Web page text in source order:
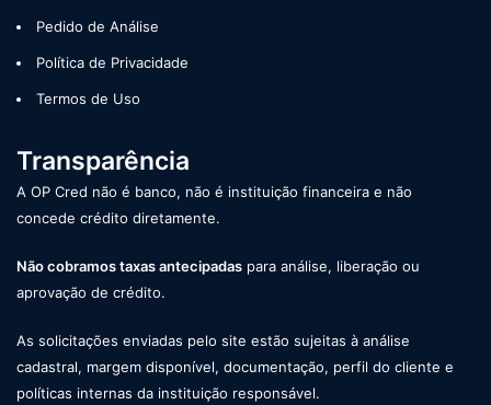
Pedido de Análise
Política de Privacidade
Termos de Uso
Transparência
A OP Cred não é banco, não é instituição financeira e não
concede crédito diretamente.
Não cobramos taxas antecipadas para análise, liberação ou
aprovação de crédito.
As solicitações enviadas pelo site estão sujeitas à análise
cadastral, margem disponível, documentação, perfil do cliente e
políticas internas da instituição responsável.